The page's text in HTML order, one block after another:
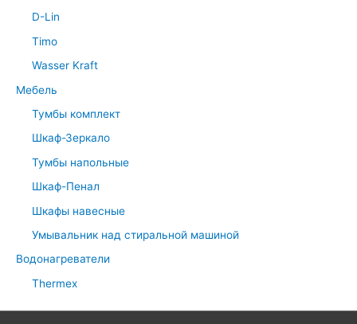
D-Lin
Timo
Wasser Kraft
Мебель
Тумбы комплект
Шкаф-Зеркало
Тумбы напольные
Шкаф-Пенал
Шкафы навесные
Умывальник над стиральной машиной
Водонагреватели
Thermex